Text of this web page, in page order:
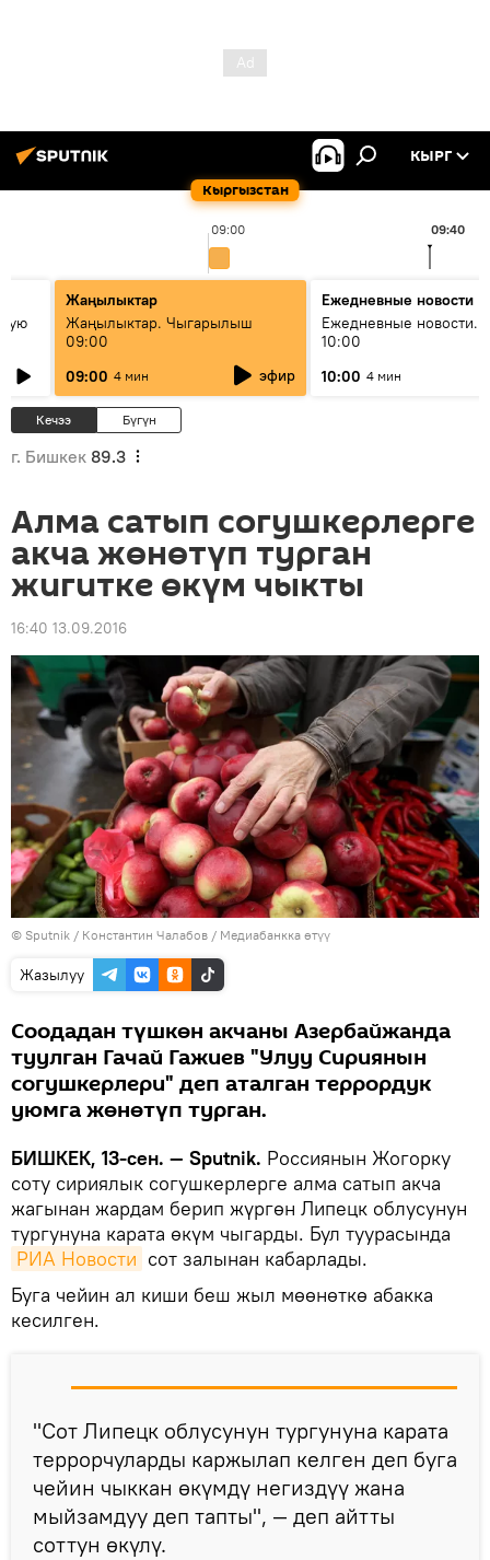
Кыргызстан
КЫРГ
09:00 09:40
Жаңылыктар
Жаңылыктар. Чыгарылыш
09:00
09:00 4 мин эфир
Ежедневные новости
Ежедневные новости.
10:00
10:00 4 мин
Кечээ Бүгүн
г. Бишкек 89.3
Алма сатып согушкерлерге
акча жөнөтүп турган
жигитке өкүм чыкты
16:40 13.09.2016
© Sputnik / Константин Чалабов / Медиабанкка өтүү
Жазылуу
Соодадан түшкөн акчаны Азербайжанда
туулган Гачай Гажиев "Улуу Сириянын
согушкерлери" деп аталган террордук
уюмга жөнөтүп турган.
БИШКЕК, 13-сен. — Sputnik. Россиянын Жогорку
соту сириялык согушкерлерге алма сатып акча
жагынан жардам берип жүргөн Липецк облусунун
тургунуна карата өкүм чыгарды. Бул туурасында
РИА Новости сот залынан кабарлады.
Буга чейин ал киши беш жыл мөөнөткө абакка
кесилген.
"Сот Липецк облусунун тургунуна карата
террорчуларды каржылап келген деп буга
чейин чыккан өкүмдү негиздүү жана
мыйзамдуу деп тапты", — деп айтты
соттун өкүлү.